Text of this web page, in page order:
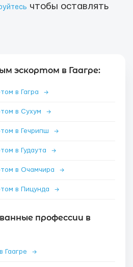
чтобы оставлять
эскортом в Гаагре:
в Гагра →
в Сухум →
в Гечрипш →
в Гудаута →
в Очамчира →
в Пицунда →
профессии в
Гаагре →